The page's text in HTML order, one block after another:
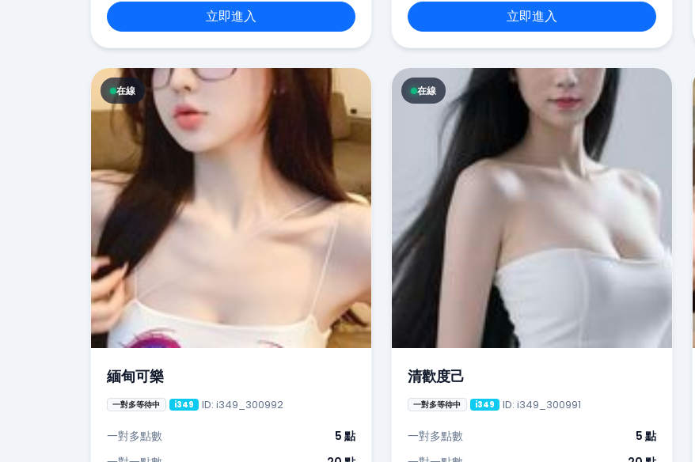
立即進入 立即進入
在線
緬甸可樂
一對多等待中 i349 ID: i349_300992
一對多點數
5 點
在線
清歡度己
一對多等待中 i349 ID: i349_300991
一對多點數
5 點